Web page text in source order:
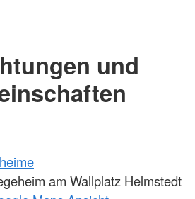
und
am Wallplatz Helmstedt